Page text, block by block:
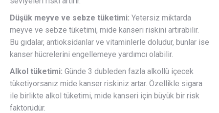
Düşük meyve ve sebze tüketimi: Yetersiz miktarda
meyve ve sebze tüketimi, mide kanseri riskini artırabilir.
Bu gıdalar, antioksidanlar ve vitaminlerle doludur, bunlar ise
kanser hücrelerini engellemeye yardımcı olabilir.
Alkol tüketimi: Günde 3 dubleden fazla alkollü içecek
tüketiyorsanız mide kanser riskiniz artar. Özellikle sigara
ile birlikte alkol tüketimi, mide kanseri için büyük bir risk
faktörüdür.